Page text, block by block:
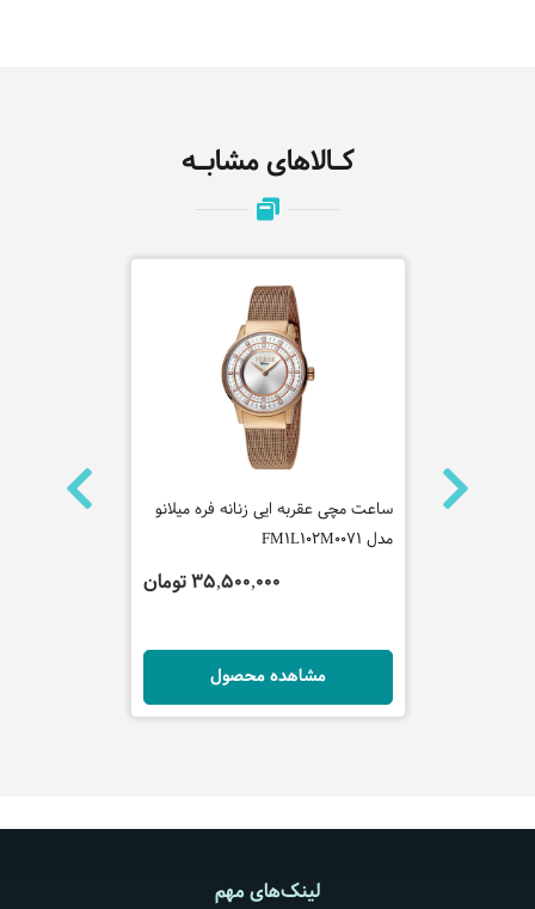
کـالاهای مشابـه
ساعت مچی عقربه ایی زنانه فره میلانو
مدل FM1L102M0071
35,500,000 تومان
مشاهده محصول
لینک‌های مهم